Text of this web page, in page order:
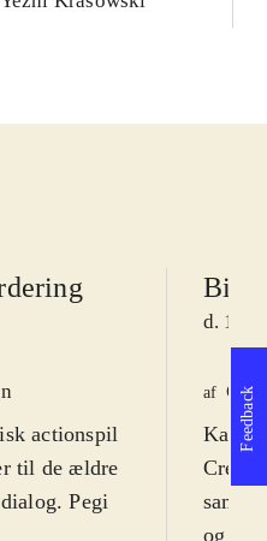
actionspil
til de ældre
Pegi
d. 16.
af Ole
Kan
og
Feedback